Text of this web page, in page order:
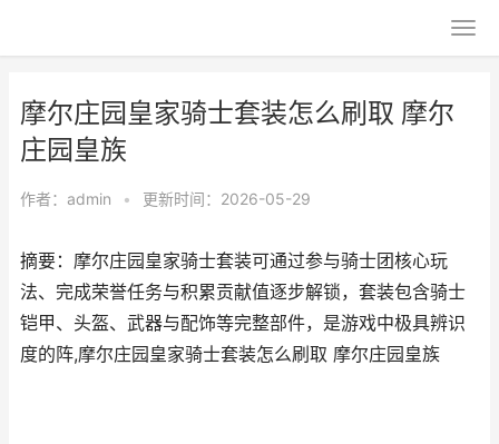
摩尔庄园皇家骑士套装怎么刷取 摩尔
庄园皇族
作者： admin • 更新时间：2026-05-29
摘要：摩尔庄园皇家骑士套装可通过参与骑士团核心玩
法、完成荣誉任务与积累贡献值逐步解锁，套装包含骑士
铠甲、头盔、武器与配饰等完整部件，是游戏中极具辨识
度的阵,摩尔庄园皇家骑士套装怎么刷取 摩尔庄园皇族